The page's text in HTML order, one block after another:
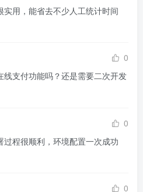
实用，能省去不少人工统计时间
0
线支付功能吗？还是需要二次开发
0
过程很顺利，环境配置一次成功
0